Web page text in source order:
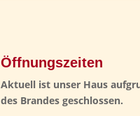
Öffnungszeiten
Aktuell ist unser Haus
des Brandes geschlossen.